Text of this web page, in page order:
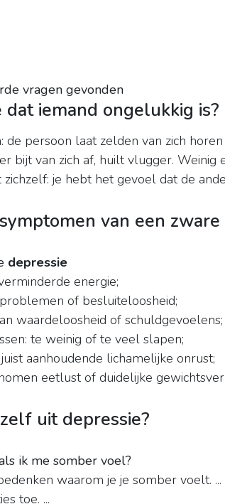
vragen gevonden
dat iemand ongelukkig is?
de persoon laat zelden van zich
bijt van zich af, huilt vlugger. Weinig
je hebt het gevoel dat de
van een zware
depressie
energie;
of besluiteloosheid;
waardeloosheid of schuldgevoelens;
te weinig of te veel slapen;
aanhoudende lichamelijke onrust;
eetlust of duidelijke
uit depressie?
ik me somber voel?
waarom je je somber voelt. ...
toe. ...